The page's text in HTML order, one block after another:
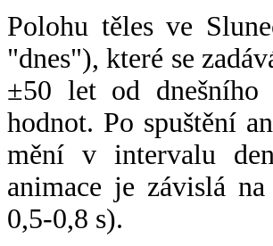
Polohu těles ve
"dnes"), které se
±50 let od dnešního
hodnot. Po spuštění
mění v intervalu
animace je závislá
0,5-0,8 s).